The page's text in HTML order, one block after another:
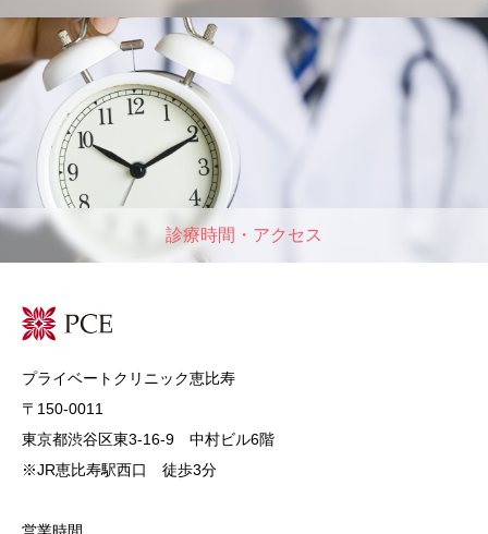
診療時間・アクセス
プライベートクリニック恵比寿
〒150-0011
東京都渋谷区東3-16-9 中村ビル6階
※JR恵比寿駅西口 徒歩3分